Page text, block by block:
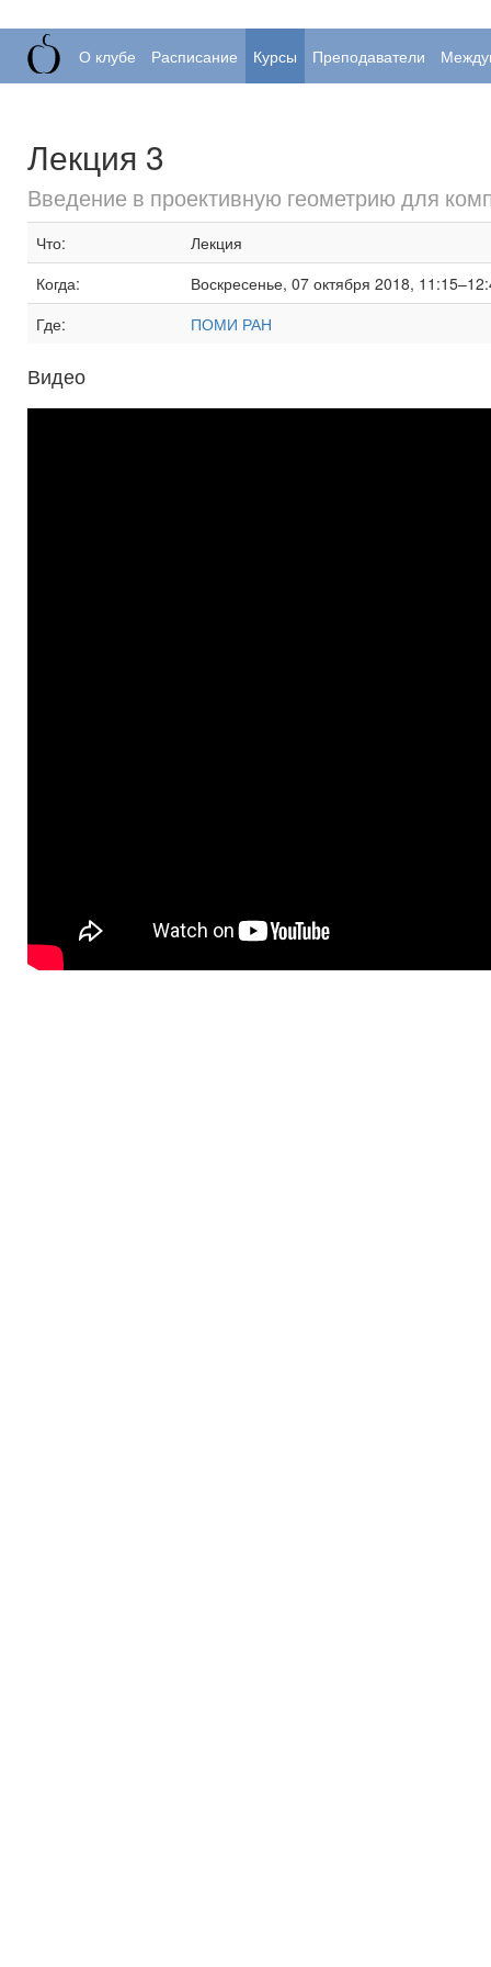
О клубе Расписание Курсы Преподаватели
Лекция 3
Введение в проективную геометрию для
Что:
Лекция
Когда:
Воскресенье, 07 октября 2018,
Где:
ПОМИ РАН
Видео